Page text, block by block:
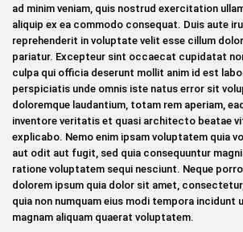
ad minim veniam, quis nostrud exercitation
aliquip ex ea commodo consequat. Duis aute
reprehenderit in voluptate velit esse cillum
pariatur. Excepteur sint occaecat cupidatat
culpa qui officia deserunt mollit anim id est
perspiciatis unde omnis iste natus error sit
doloremque laudantium, totam rem aperiam,
inventore veritatis et quasi architecto beatae
explicabo. Nemo enim ipsam voluptatem quia
aut odit aut fugit, sed quia consequuntur
ratione voluptatem sequi nesciunt. Neque
dolorem ipsum quia dolor sit amet,
quia non numquam eius modi tempora incidunt
magnam aliquam quaerat voluptatem.